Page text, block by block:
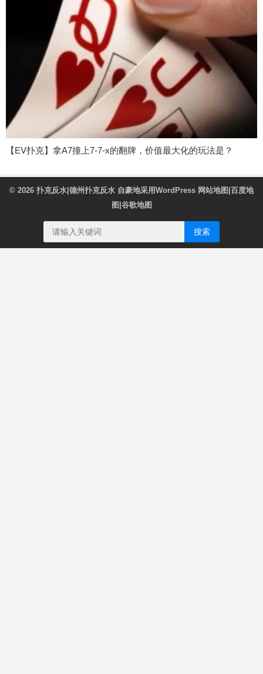
【EV扑克】拿A7撞上7-7-x的翻牌，价值最大化的玩法是？
© 2026 扑克反水|德州扑克反水 自豪地采用WordPress 网站地图 百度地
图 谷歌地图
搜索